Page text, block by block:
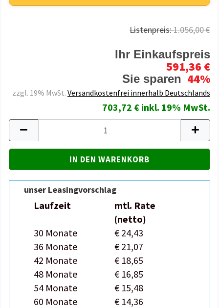
Listenpreis:1.056,00 €
Ihr Einkaufspreis
591,36 €
Sie sparen 44%
zzgl. 19% MwSt. Versandkostenfrei innerhalb Deutschlands
703,72 € inkl. 19% MwSt.
unser Leasingvorschlag
Laufzeit
mtl. Rate
(netto)
30 Monate
€ 24,43
36 Monate
€ 21,07
42 Monate
€ 18,65
48 Monate
€ 16,85
54 Monate
€ 15,48
60 Monate
€ 14,36